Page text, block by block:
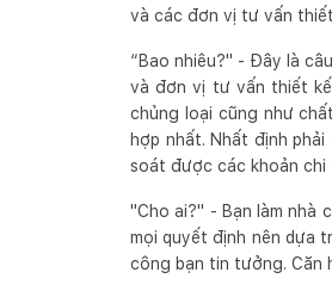
và các đơn vị tư vấn
“Bao nhiêu?" - Đây là
và đơn vị tư vấn thiết
chủng loại cũng như
hợp nhất. Nhất định
soát được các khoản chi
"Cho ai?" - Bạn làm nhà
mọi quyết định nên dựa
công bạn tin tưởng. Căn